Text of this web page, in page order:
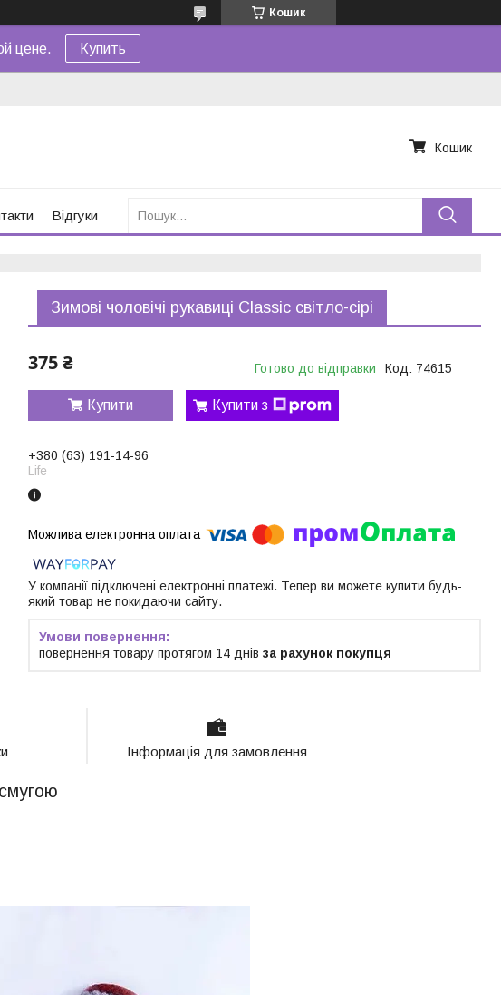
Кошик
цене. Купить
Кошик
Відгуки
Зимові чоловічі рукавиці Classic світло-сірі
375 ₴ Готово до відправки Код: 74615
Купити Купити з
+380 (63) 191-14-96
Life
У компанії підключені електронні платежі. Тепер ви можете купити будь-
який товар не покидаючи сайту.
повернення товару протягом 14 днів за рахунок покупця
Інформація для замовлення
смугою